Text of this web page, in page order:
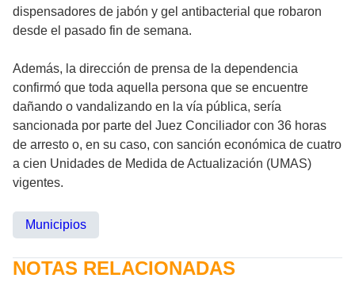
dispensadores de jabón y gel antibacterial que robaron
desde el pasado fin de semana.
Además, la dirección de prensa de la dependencia
confirmó que toda aquella persona que se encuentre
dañando o vandalizando en la vía pública, sería
sancionada por parte del Juez Conciliador con 36 horas
de arresto o, en su caso, con sanción económica de cuatro
a cien Unidades de Medida de Actualización (UMAS)
vigentes.
Municipios
NOTAS RELACIONADAS